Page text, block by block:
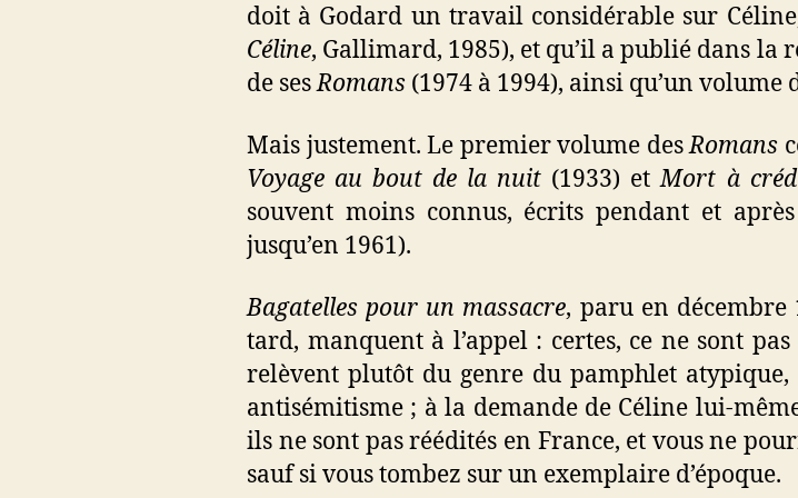
doit à Godard un travail considérable sur
Céline, Gallimard, 1985), et qu’il a publié dans la
de sesRomans (1974 à 1994), ainsi qu’un volume
Mais justement. Le premier volume desRomans
Voyage au bout de la nuit (1933) etMort à
souvent moins connus, écrits pendant et
jusqu’en 1961).
Bagatelles pour un massacre, paru en décembre
tard, manquent à l’appel : certes, ce ne sont
relèvent plutôt du genre du pamphlet
antisémitisme ; à la demande de Céline lui-
ils ne sont pas réédités en France, et vous ne
sauf si vous tombez sur un exemplaire d’époque.